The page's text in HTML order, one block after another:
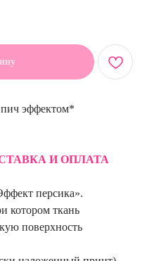
эффектом*
И ОПЛАТА
персика».
котором ткань
поверхность